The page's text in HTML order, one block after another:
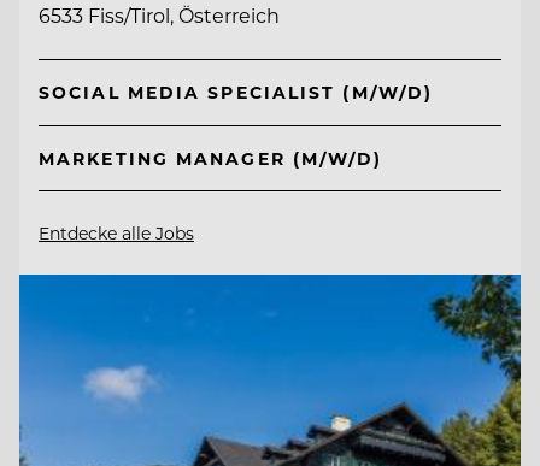
6533 Fiss/Tirol, Österreich
SOCIAL MEDIA SPECIALIST (M/W/D)
MARKETING MANAGER (M/W/D)
Entdecke alle Jobs